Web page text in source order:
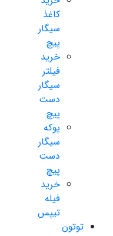
کاغذ
سیگار
پیچ
خرید
فیلتر
سیگار
دست
پیچ
پوکه
سیگار
دست
پیچ
خرید
فیله
تیپس
توتون